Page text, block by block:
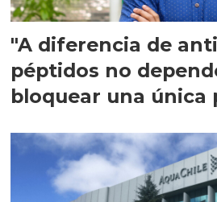
"A diferencia de
péptidos no
bloquear una única